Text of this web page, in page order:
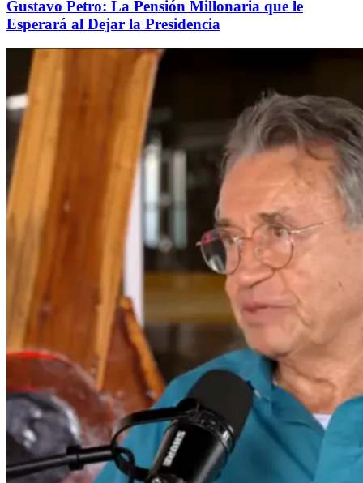
Gustavo Petro: La Pensión Millonaria que le
Esperará al Dejar la Presidencia